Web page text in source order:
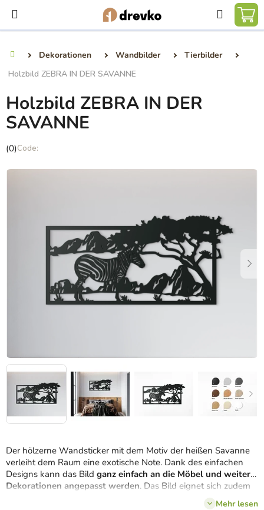
Inhalt
springen
Suchen
Dekorationen Wandbilder
Tierbilder
Holzbild ZEBRA IN DER SAVANNE
Der hölzerne Wandsticker mit dem Motiv der heißen Savanne
verleiht dem Raum eine exotische Note. Dank des einfachen
Designs kann das Bild ganz einfach an die Möbel und weitere
Dekorationen angepasst werden. Das Bild eignet sich zudem
als interessantes Geschenk für Bekannte, Freunde oderMehr lesen
Holzbild ZEBRA IN DER
SAVANNE
Die
Produktbewertung
(0)